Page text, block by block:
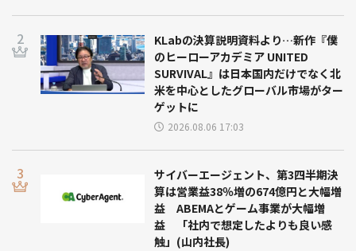
KLabの決算説明資料より…新作『僕
のヒーローアカデミア UNITED
SURVIVAL』は日本国内だけでなく北
米を中心としたグローバル市場がター
ゲットに
2026.08.06 17:03
サイバーエージェント、第3四半期決
算は営業益38％増の674億円と大幅増
益 ABEMAとゲーム事業が大幅増
益 「社内で想定したよりも良い感
触」(山内社長)